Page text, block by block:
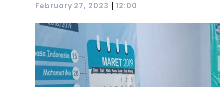
February 27, 2023 | 12:00